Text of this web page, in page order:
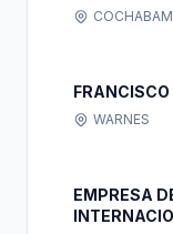
WARNES
EMPRESA